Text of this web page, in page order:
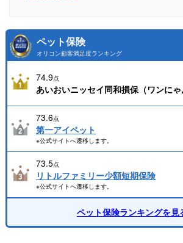
ペット保険
オリコン顧客満足度ランキング
74.9点
あいおいニッセイ同和損保（ワンにゃ
73.6点
第一アイペット
※公式サイトへ遷移します。
73.5点
リトルファミリー少額短期保険
※公式サイトへ遷移します。
ペット保険ランキングを見